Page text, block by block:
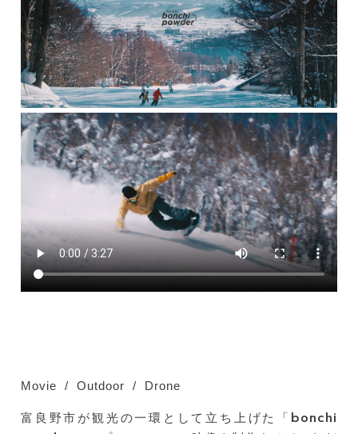
Movie Outdoor Drone
富良野市が観光の一環として立ち上げた「bonchi